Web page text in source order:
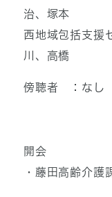
治、塚本
西地域包括支援
川、高橋
傍聴者 ：なし
開会
・藤田高齢介護